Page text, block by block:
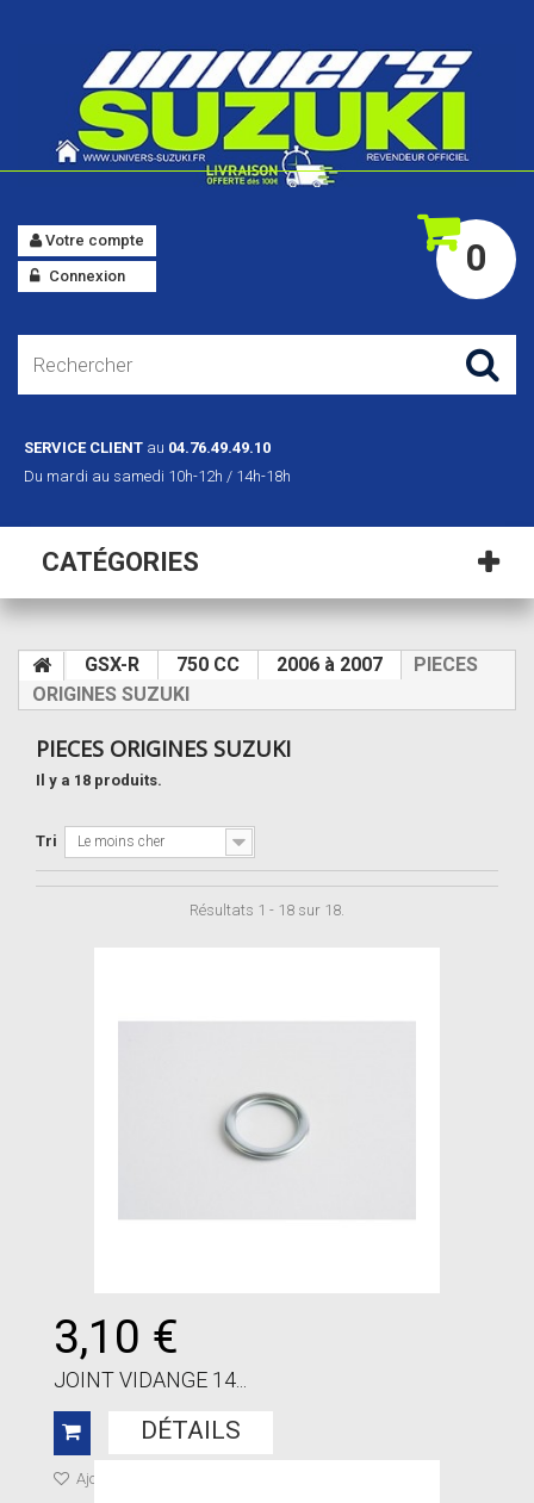
0
Votre compte
Connexion
SERVICE CLIENT au 04.76.49.49.10
Du mardi au samedi 10h-12h / 14h-18h
CATÉGORIES
GSX-R 750 CC 2006 à 2007
PIECES
ORIGINES SUZUKI
PIECES ORIGINES SUZUKI
Il y a 18 produits.
Tri Le moins cher
Résultats 1 - 18 sur 18.
3,10 €
JOINT VIDANGE 14...
DÉTAILS
Ajouter à ma liste de cadeaux